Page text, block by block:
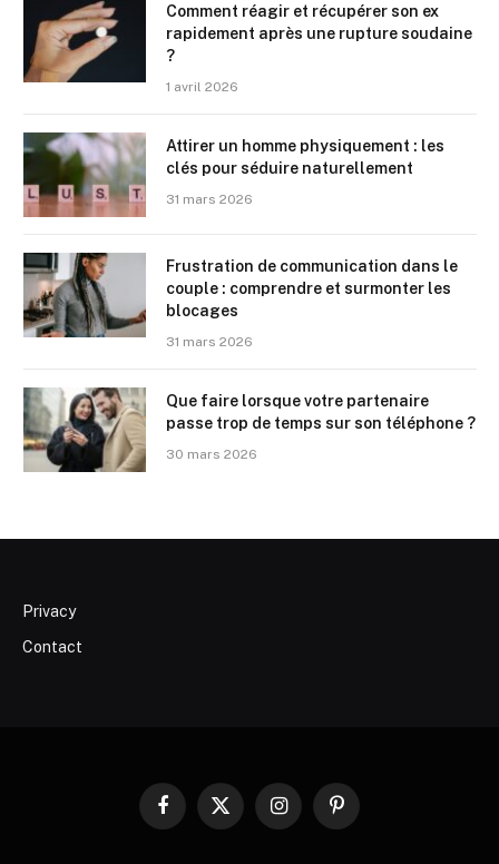
Comment réagir et récupérer son ex
rapidement après une rupture soudaine
?
1 avril 2026
Attirer un homme physiquement : les
clés pour séduire naturellement
31 mars 2026
Frustration de communication dans le
couple : comprendre et surmonter les
blocages
31 mars 2026
Que faire lorsque votre partenaire
passe trop de temps sur son téléphone ?
30 mars 2026
Privacy
Contact
Facebook
X
InstagramPinterest